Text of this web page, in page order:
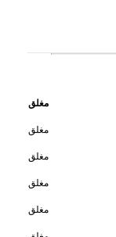
مغلق
مغلق
مغلق
مغلق
مغلق